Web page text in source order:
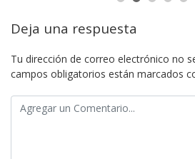
Deja una respuesta
Tu dirección de correo electrónico no
campos obligatorios están marcados